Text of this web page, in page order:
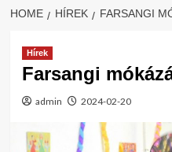
HOME HÍREK FARSANGI
Hírek
Farsangi
admin 2024-02-20